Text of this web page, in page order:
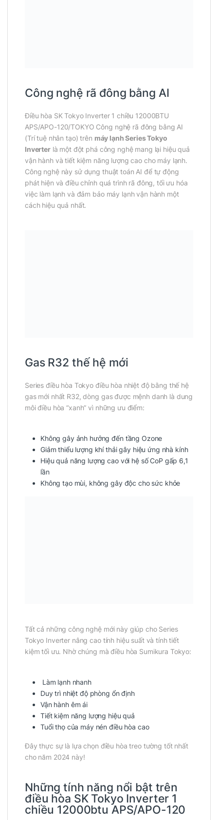
Công nghệ rã đông bằng AI
Điều hòa SK Tokyo Inverter 1 chiều 12000BTU
APS/APO-120/TOKYO Công nghệ rã đông bằng AI
(Trí tuệ nhân tạo) trên máy lạnh Series Tokyo
Inverterlà một đột phá công nghệ mang lại hiệu quả
vận hành và tiết kiệm năng lượng cao cho máy lạnh.
Công nghệ này sử dụng thuật toán AI để tự động
phát hiện và điều chỉnh quá trình rã đông, tối ưu hóa
việc làm lạnh và đảm bảo máy lạnh vận hành một
cách hiệu quả nhất.
Gas R32 thế hệ mới
Series điều hòa Tokyo điều hòa nhiệt độ bằng thế hệ
gas mới nhất R32, dòng gas được mệnh danh là dung
môi điều hòa “xanh” vì những ưu điểm:
Không gây ảnh hưởng đến tầng Ozone
Giảm thiểu lượng khí thải gây hiệu ứng nhà kính
Hiệu quả năng lượng cao với hệ số CoP gấp 6,1
lần
Không tạo mùi, không gây độc cho sức khỏe
Tất cả những công nghệ mới này giúp cho Series
Tokyo Inverter nâng cao tính hiệu suất và tính tiết
kiệm tối ưu. Nhờ chúng mà điều hòa Sumikura Tokyo:
Làm lạnh nhanh
Duy trì nhiệt độ phòng ổn định
Vận hành êm ái
Tiết kiệm năng lượng hiệu quả
Tuổi thọ của máy nén điều hòa cao
Đây thực sự là lựa chọn điều hòa treo tường tốt nhất
cho năm 2024 này!
Những tính năng nổi bật trên
điều hòa SK Tokyo Inverter 1
chiều 12000btu APS/APO-120